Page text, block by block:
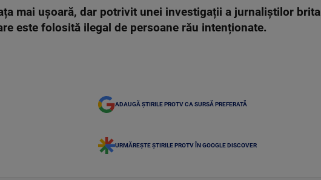
mai ușoară, dar potrivit unei investigații a jurnaliștilor
este folosită ilegal de persoane rău intenționate.
ADAUGĂ ȘTIRILE PROTV CA SURSĂ PREFERATĂ
URMĂREȘTE ȘTIRILE PROTV ÎN GOOGLE DISCOVER